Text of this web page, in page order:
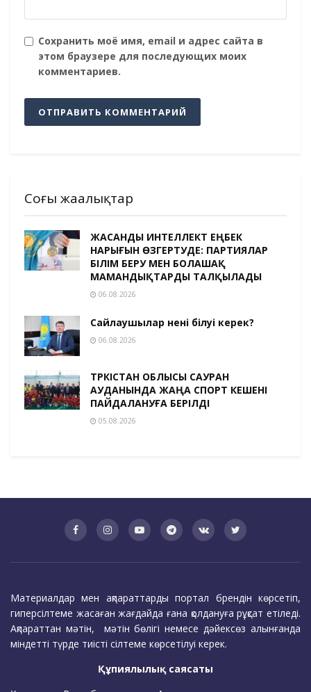
Сохранить моё имя, email и адрес сайта в
этом браузере для последующих моих
комментариев.
Соңғы жаңалықтар
ЖАСАНДЫ ИНТЕЛЛЕКТ ЕҢБЕК
НАРЫҒЫН ӨЗГЕРТУДЕ: ПАРТИЯЛАР
БІЛІМ БЕРУ МЕН БОЛАШАҚ
МАМАНДЫҚТАРДЫ ТАЛҚЫЛАДЫ
06.08.2026
Сайлаушылар нені білуі керек?
06.08.2026
ТҮРКІСТАН ОБЛЫСЫ САУРАН
АУДАНЫНДА ЖАҢА СПОРТ КЕШЕНІ
ПАЙДАЛАНУҒА БЕРІЛДІ
05.08.2026
Материалдар мен ақпараттарды портал брендін көрсетіп,
гиперсілтеме жасаған жағдайда ғана қолдануға рұқсат етіледі.
Ақпараттан мәтін, мәтін бөлігі немесе дәйексөз алынғанда
міндетті түрде тиісті сілтеме көрсетілуі керек.
Құпиялылық саясаты